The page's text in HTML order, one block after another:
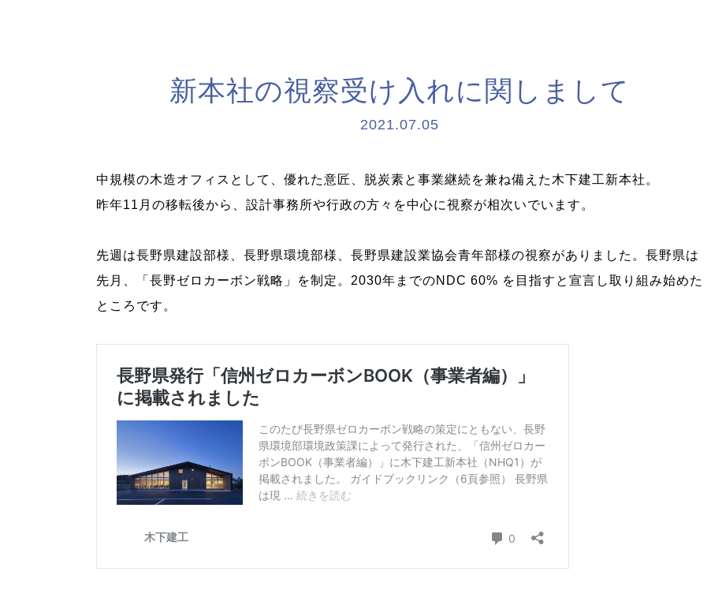
新本社の視察受け入れに関しまして
2021.07.05
中規模の木造オフィスとして、優れた意匠、脱炭素と事業継続を兼ね備えた木下建工新本社。
昨年11月の移転後から、設計事務所や行政の方々を中心に視察が相次いでいます。
先週は長野県建設部様、長野県環境部様、長野県建設業協会青年部様の視察がありました。長野県は
先月、「長野ゼロカーボン戦略」を制定。2030年までのNDC 60% を目指すと宣言し取り組み始めた
ところです。